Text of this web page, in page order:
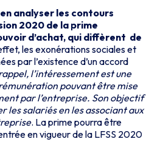
analyser les contours
2020 de la prime
d’achat, qui diffèrent de
les exonérations sociales et
par l’existence d’un accord
l’intéressement est une
pouvant être mise
par l’entreprise. Son objectif
les salariés en les associant aux
. La prime pourra être
en vigueur de la LFSS 2020